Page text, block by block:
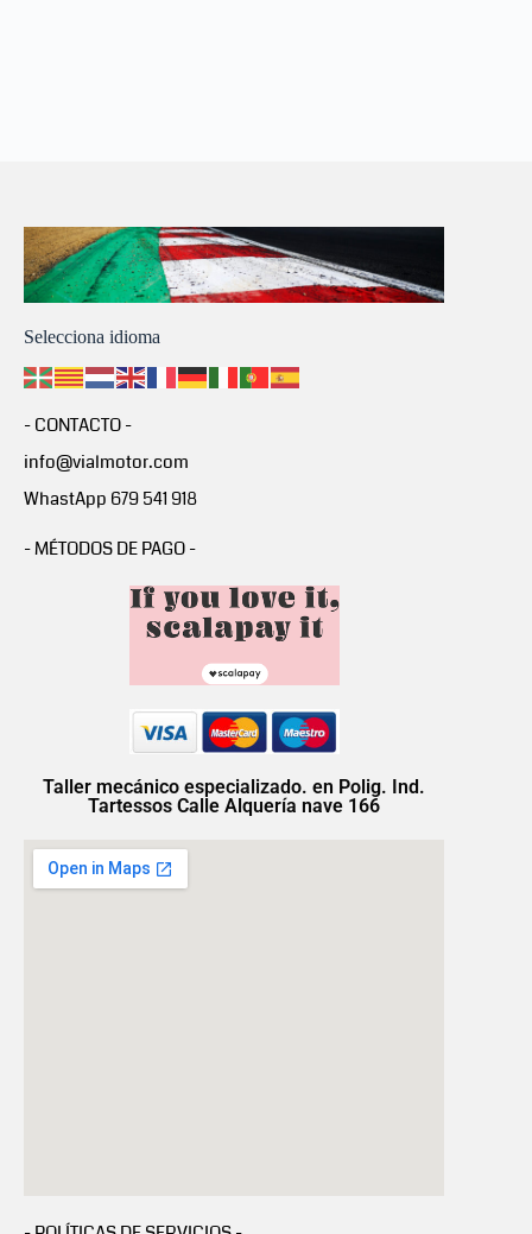
Selecciona idioma
- CONTACTO -
info@vialmotor.com
WhastApp 679 541 918
- MÉTODOS DE PAGO -
Taller mecánico especializado. en Polig. Ind.
Tartessos Calle Alquería nave 166